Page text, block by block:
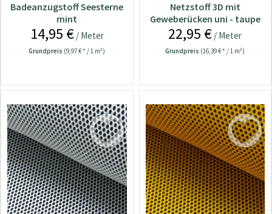
Badeanzugstoff Seesterne
mint
14,95 €/ Meter
Grundpreis (9,97 € * / 1 m²)
Netzstoff 3D mit
Geweberücken uni - taupe
22,95 € / Meter
Grundpreis (16,39 € * / 1 m²)